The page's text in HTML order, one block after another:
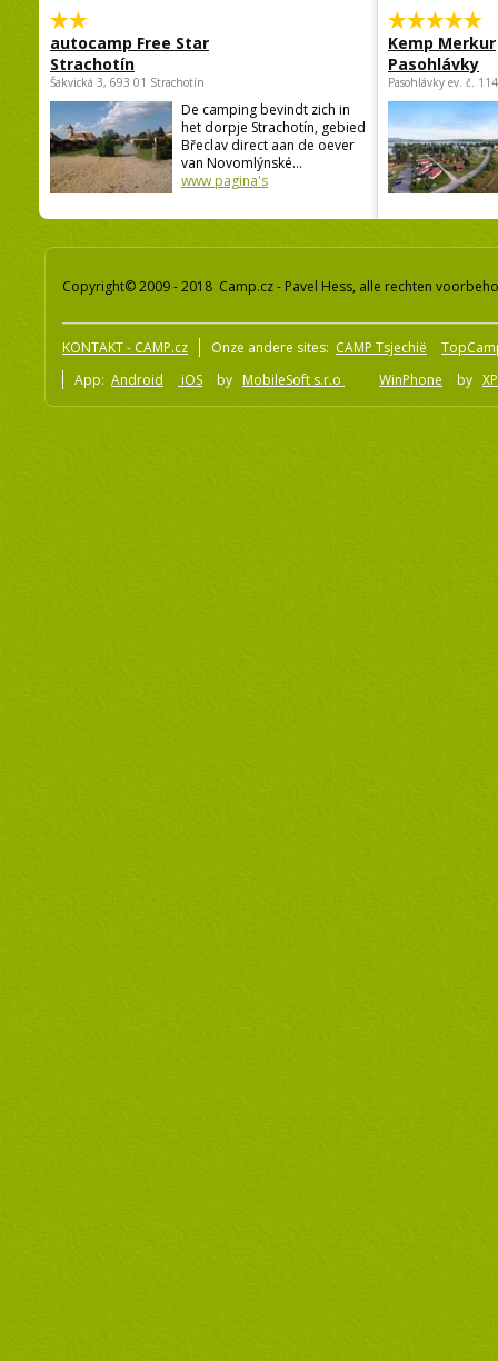
autocamp Free Star
Strachotín
Šakvická 3, 693 01 Strachotín
De camping bevindt zich in
het dorpje Strachotín, gebied
Břeclav direct aan de oever
van Novomlýnské...
www pagina's
Kemp Merkur
Pasohlávky
Pasohlávky ev. č.
Copyright© 2009 - 2018 Camp.cz - Pavel Hess, alle rechten
KONTAKT - CAMP.cz Onze andere sites: CAMP Tsjechië
App: Android iOS by MobileSoft s.r.o WinPhone by